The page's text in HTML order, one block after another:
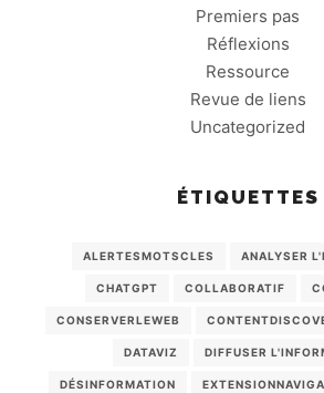
Premiers pas
Réflexions
Ressource
Revue de liens
Uncategorized
ÉTIQUETTES
ALERTESMOTSCLES ANALYSER
CHATGPT COLLABORATIF
CONSERVERLEWEB
DATAVIZ DIFFUSER
DÉSINFORMATION